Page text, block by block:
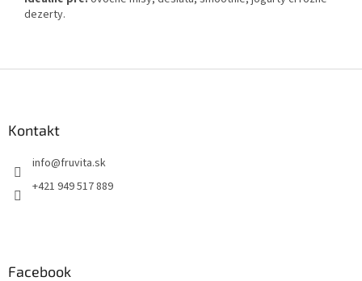
dezerty.
Kontakt
info@fruvita.sk
+421 949 517 889
Facebook